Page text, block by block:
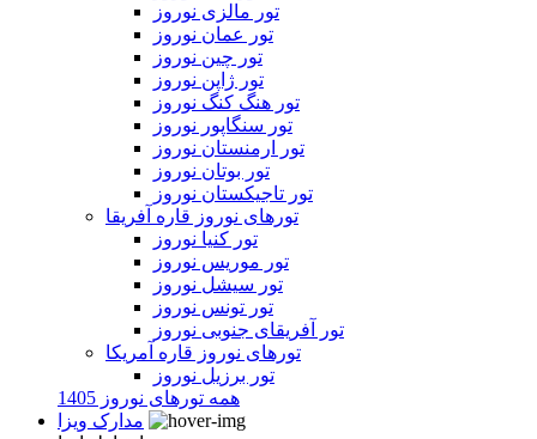
تور مالزی نوروز
تور عمان نوروز
تور چین نوروز
تور ژاپن نوروز
تور هنگ کنگ نوروز
تور سنگاپور نوروز
تور ارمنستان نوروز
تور بوتان نوروز
تور تاجیکستان نوروز
تورهای نوروز قاره آفریقا
تور کنیا نوروز
تور موریس نوروز
تور سیشل نوروز
تور تونس نوروز
تور آفریقای جنوبی نوروز
تورهای نوروز قاره آمریکا
تور برزیل نوروز
همه تورهای نوروز 1405
مدارک ویزا